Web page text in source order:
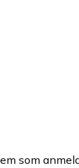
som